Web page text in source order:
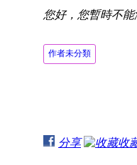
您好，您暫時不
作者未分類
分享 收